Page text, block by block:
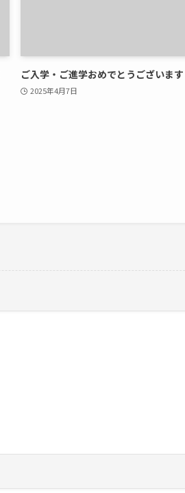
ご入学・ご進学おめでとうございます
2025年4月7日